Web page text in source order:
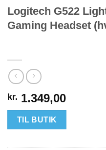
Logitech G522
Gaming Headset
kr. 1.349,00
TIL BUTIK